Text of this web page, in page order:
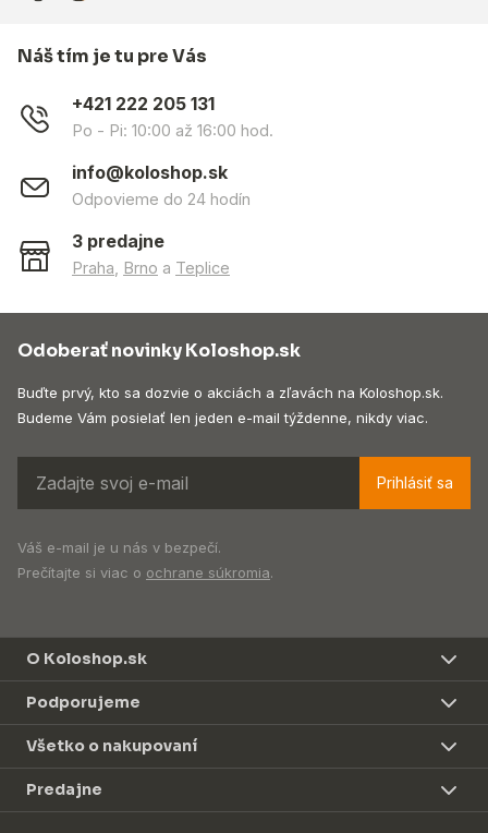
Náš tím je tu pre Vás
+421 222 205 131
Po - Pi: 10:00 až 16:00 hod.
info@koloshop.sk
Odpovieme do 24 hodín
3 predajne
Praha Brno a Teplice
Odoberať novinky Koloshop.sk
Buďte prvý, kto sa dozvie o akciách a zľavách na Koloshop.sk.
Budeme Vám posielať len jeden e-mail týždenne, nikdy viac.
Prihlásiť sa
Váš e-mail je u nás v bezpečí.
Prečítajte si viac o ochrane súkromia.
O Koloshop.sk
Podporujeme
Všetko o nakupovaní
Predajne